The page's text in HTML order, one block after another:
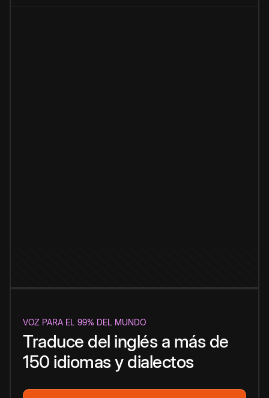
VOZ PARA EL 99% DEL MUNDO
Traduce del inglés a más de
150 idiomas y dialectos